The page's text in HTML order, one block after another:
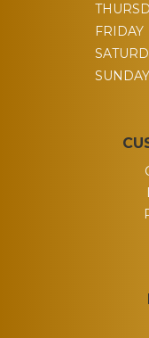
FRIDAY
SUNDAY